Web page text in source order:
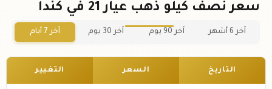
سعر نصف كيلو ذهب عيار 21 في كندا
آخر 6 أشهر آخر 90 يوم آخر 30 يوم آخر 7 أيام
التاريخ السعر التغيير